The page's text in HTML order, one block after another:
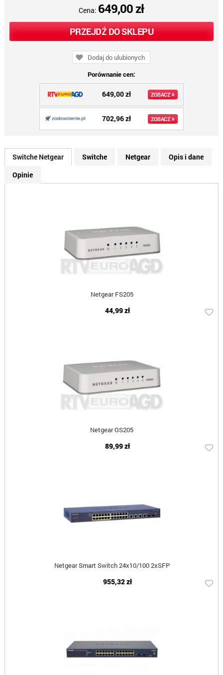
Cena: 649,00 zł
PRZEJDŹ DO SKLEPU
Dodaj do ulubionych
Porównanie cen:
649,00 zł ZOBACZ »
702,96 zł ZOBACZ »
Switche Netgear Switche Netgear
Opis i dane
Opinie
Netgear FS205
44,99 zł
Netgear GS205
89,99 zł
Netgear Smart Switch 24x10/100 2xSFP
955,32 zł